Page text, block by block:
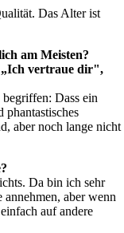
Das Alter ist
am Meisten?
vertraue dir",
Dass ein
phantastisches
aber noch lange nicht
Da bin ich sehr
aber wenn
auf andere